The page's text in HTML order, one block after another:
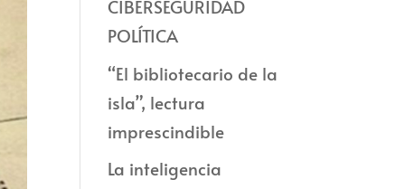
CIBERSEGURIDAD
POLÍTICA
“El bibliotecario de la
isla”, lectura
imprescindible
La inteligencia